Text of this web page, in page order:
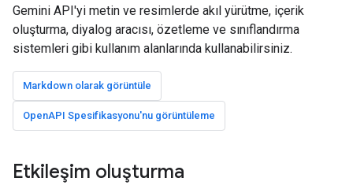
Gemini API'yi metin ve resimlerde akıl yürütme, içerik
oluşturma, diyalog aracısı, özetleme ve sınıflandırma
sistemleri gibi kullanım alanlarında kullanabilirsiniz.
Markdown olarak görüntüle
OpenAPI Spesifikasyonu'nu görüntüleme
Etkileşim oluşturma